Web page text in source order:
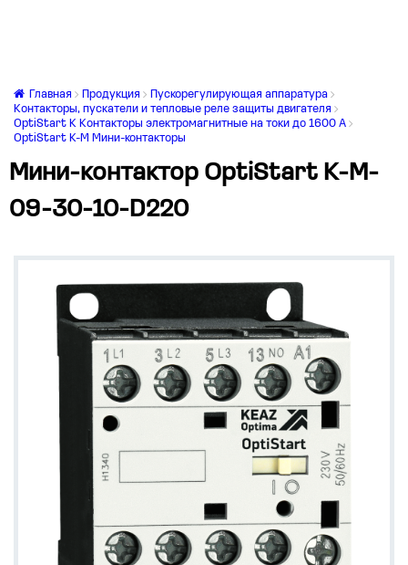
Главная Продукция
Пускорегулирующая аппаратура
Контакторы, пускатели и тепловые реле защиты двигателя
OptiStart K Контакторы электромагнитные на токи до 1600 А
OptiStart K-M Мини-контакторы
Мини-контактор OptiStart K-M-
09-30-10-D220